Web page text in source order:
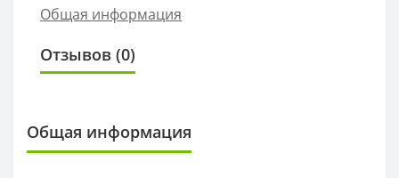
Общая информация
Отзывов (0)
Общая информация